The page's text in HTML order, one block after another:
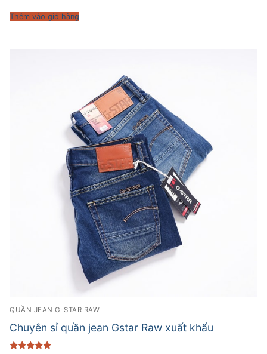
Thêm vào giỏ hàng
QUẦN JEAN G-STAR RAW
Chuyên sỉ quần jean Gstar Raw xuất khẩu